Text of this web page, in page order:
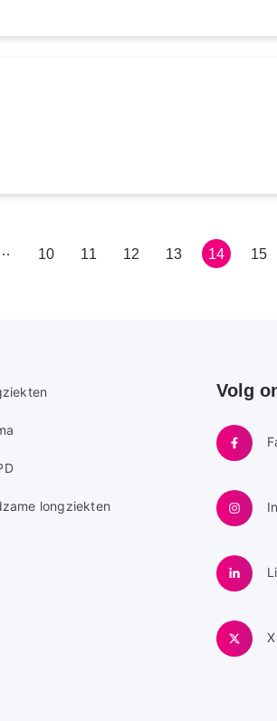
Pagina
10 Pagina
11 Pagina
12 Pagina
13
Huidige
14 15
longziekten
Volg
X